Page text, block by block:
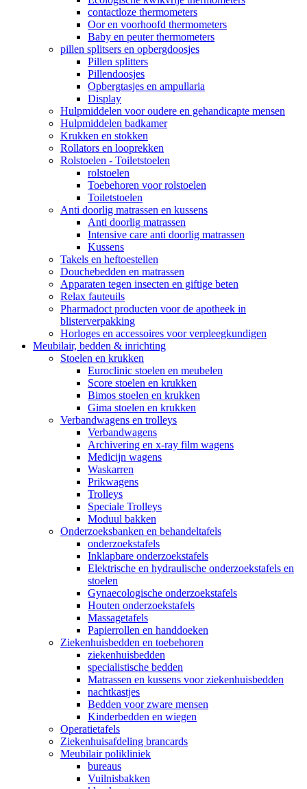
contactloze thermometers
Oor en voorhoofd thermometers
Baby en peuter thermometers
pillen splitsers en opbergdoosjes
Pillen splitters
Pillendoosjes
Opbergtasjes en ampullaria
Display
Hulpmiddelen voor oudere en gehandicapte mensen
Hulpmiddelen badkamer
Krukken en stokken
Rollators en looprekken
Rolstoelen - Toiletstoelen
rolstoelen
Toebehoren voor rolstoelen
Toiletstoelen
Anti doorlig matrassen en kussens
Anti doorlig matrassen
Intensive care anti doorlig matrassen
Kussens
Takels en heftoestellen
Douchebedden en matrassen
Apparaten tegen insecten en giftige beten
Relax fauteuils
Pharmadoct producten voor de apotheek in
blisterverpakking
Horloges en accessoires voor verpleegkundigen
Meubilair, bedden & inrichting
Stoelen en krukken
Euroclinic stoelen en meubelen
Score stoelen en krukken
Bimos stoelen en krukken
Gima stoelen en krukken
Verbandwagens en trolleys
Verbandwagens
Archivering en x-ray film wagens
Medicijn wagens
Waskarren
Prikwagens
Trolleys
Speciale Trolleys
Moduul bakken
Onderzoeksbanken en behandeltafels
onderzoekstafels
Inklapbare onderzoekstafels
Elektrische en hydraulische onderzoekstafels en
stoelen
Gynaecologische onderzoekstafels
Houten onderzoekstafels
Massagetafels
Papierrollen en handdoeken
Ziekenhuisbedden en toebehoren
ziekenhuisbedden
specialistische bedden
Matrassen en kussens voor ziekenhuisbedden
nachtkastjes
Bedden voor zware mensen
Kinderbedden en wiegen
Operatietafels
Ziekenhuisafdeling brancards
Meubilair polikliniek
bureaus
Vuilnisbakken